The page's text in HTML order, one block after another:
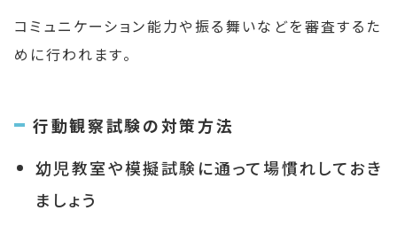
コミュニケーション能力や振る舞いなどを審査するた
めに行われます。
行動観察試験の対策方法
幼児教室や模擬試験に通って場慣れしておき
ましょう